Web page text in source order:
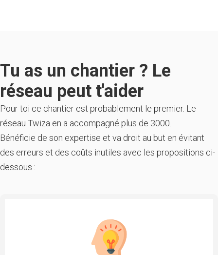
Tu as un chantier ? Le
réseau peut t'aider
Pour toi ce chantier est probablement le premier. Le
réseau Twiza en a accompagné plus de 3000.
Bénéficie de son expertise et va droit au but en évitant
des erreurs et des coûts inutiles avec les propositions ci-
dessous :